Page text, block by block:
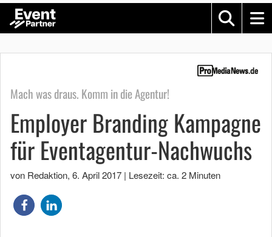
Mach was draus. Komm in die Agentur!
Employer Branding Kampagne
für Eventagentur-Nachwuchs
von Redaktion, 6. April 2017 | Lesezeit: ca. 2 Minuten